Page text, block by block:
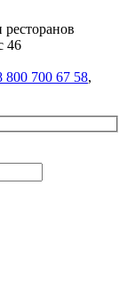
46
800 700 67 58,